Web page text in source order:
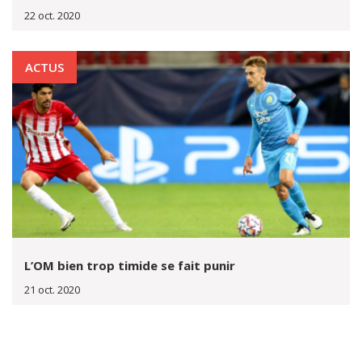
22 oct. 2020
ACTUS
L’OM bien trop timide se fait punir
21 oct. 2020